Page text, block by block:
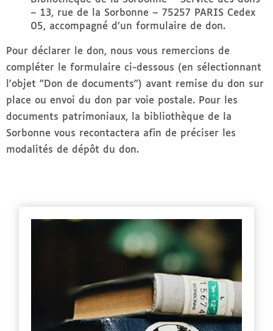
– 13, rue de la Sorbonne – 75257 PARIS Cedex
05, accompagné d’un formulaire de don.
Pour déclarer le don, nous vous remercions de
compléter le formulaire ci-dessous (en sélectionnant
l'objet "Don de documents") avant remise du don sur
place ou envoi du don par voie postale. Pour les
documents patrimoniaux, la bibliothèque de la
Sorbonne vous recontactera afin de préciser les
modalités de dépôt du don.